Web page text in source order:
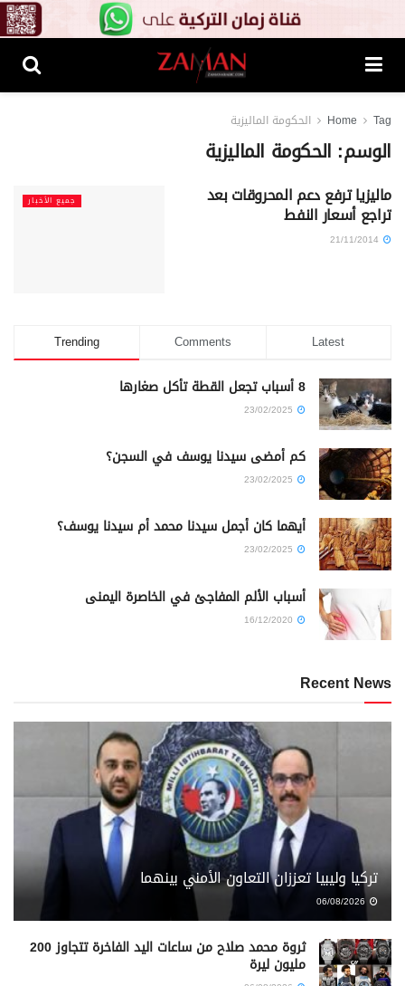
Home Tag الحكومة الماليزية
الوسم: الحكومة الماليزية
جميع الأخبار ماليزيا ترفع دعم المحروقات بعد
تراجع أسعار النفط
Trending Comments Latest
8 أسباب تجعل القطة تأكل صغارها
كم أمضى سيدنا يوسف في السجن؟
أيهما كان أجمل سيدنا محمد أم سيدنا يوسف؟
أسباب الألم المفاجئ في الخاصرة اليمنى
Recent News
تركيا وليبيا تعززان التعاون الأمني بينهما
06/08/2026
ثروة محمد صلاح من ساعات اليد الفاخرة تتجاوز 200
مليون ليرة